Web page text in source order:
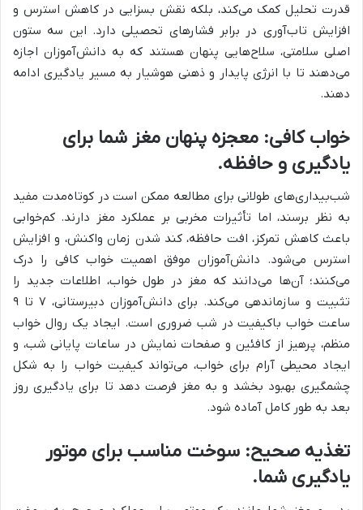
قدرت تحلیل کمک می‌کند، بلکه نقش بسزایی در کاهش استرس و
افزایش تاب‌آوری در برابر فشارهای تحصیلی دارد. این سه ستون
اصلی سلامتی، سلاح‌هایی پنهان هستند که به دانش‌آموزان اجازه
می‌دهند تا با انرژی پایدار و ذهنی هوشیار به مسیر یادگیری ادامه
دهند.
خواب کافی: معجزه پنهان مغز شما برای
یادگیری و حافظه.
شب‌بیداری‌های طولانی برای مطالعه ممکن است در کوتاه‌مدت مفید
به نظر برسند، اما تأثیرات مخربی بر عملکرد مغز دارند. کم‌خوابی
باعث کاهش تمرکز، افت حافظه، کند شدن زمان واکنش، و افزایش
استرس می‌شود. دانش‌آموزان موفق اهمیت خواب کافی را درک
می‌کنند؛ آن‌ها می‌دانند که مغز در طول خواب، اطلاعات جدید را
تثبیت و سازماندهی می‌کند. برای دانش‌آموزان دبیرستانی، ۷ تا ۹
ساعت خواب باکیفیت در شب ضروری است. ایجاد یک روال خواب
منظم، پرهیز از کافئین و صفحات نمایش در ساعات پایانی شب، و
ایجاد محیطی آرام برای خواب، می‌تواند کیفیت خواب را به شکل
چشمگیری بهبود بخشد و به مغز فرصت دهد تا برای یادگیری روز
بعد به طور کامل آماده شود.
تغذیه صحیح: سوخت مناسب برای موتور
یادگیری شما.